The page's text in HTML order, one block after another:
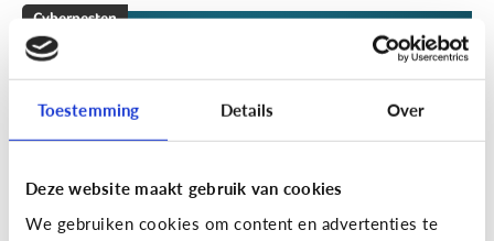
Toestemming Details Over
Deze website maakt gebruik van cookies
We gebruiken cookies om content en advertenties te
Cyberpesten
[Klik & Print]
cyberpesten